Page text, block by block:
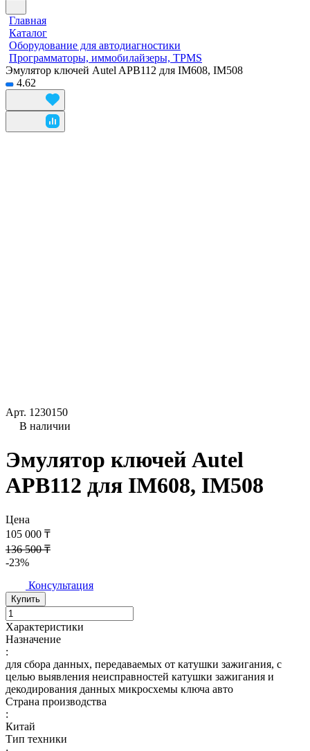
Главная
Каталог
Оборудование для автодиагностики
Программаторы, иммобилайзеры, TPMS
Эмулятор ключей Autel APB112 для IM608, IM508
4.62
Арт. 1230150
В наличии
Эмулятор ключей Autel
APB112 для IM608, IM508
Цена
105 000 ₸
136 500 ₸
-23%
Консультация
Купить
Характеристики
Назначение
:
для сбора данных, передаваемых от катушки зажигания, с
целью выявления неисправностей катушки зажигания и
декодирования данных микросхемы ключа авто
Страна производства
:
Китай
Тип техники